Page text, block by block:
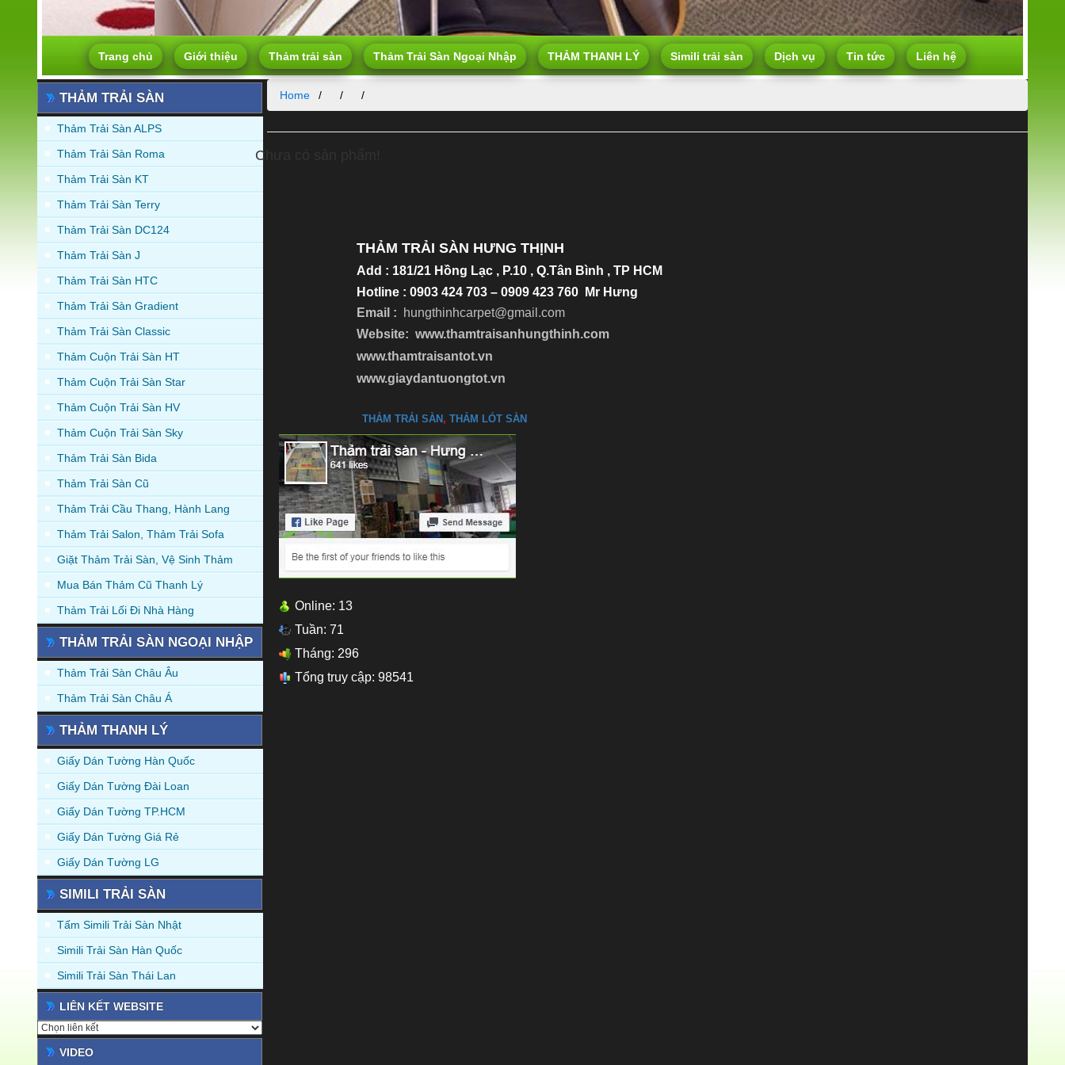
Trang chủ Giới thiệu Thảm trải sàn Thảm Trải Sàn Ngoại Nhập THẢM THANH LÝ Simili trải sàn Dịch vụ Tin tức Liên hệ
THẢM TRẢI SÀN
Thảm Trải Sàn ALPS
Thảm Trải Sàn Roma
Thảm Trải Sàn KT
Thảm Trải Sàn Terry
Thảm Trải Sàn DC124
Thảm Trải Sàn J
Thảm Trải Sàn HTC
Thảm Trải Sàn Gradient
Thảm Trải Sàn Classic
Thảm Cuộn Trải Sàn HT
Thảm Cuộn Trải Sàn Star
Thảm Cuộn Trải Sàn HV
Thảm Cuộn Trải Sàn Sky
Thảm Trải Sàn Bida
Thảm Trải Sàn Cũ
Thảm Trải Cầu Thang, Hành Lang
Thảm Trải Salon, Thảm Trải Sofa
Giặt Thảm Trải Sàn, Vệ Sinh Thảm
Mua Bán Thảm Cũ Thanh Lý
Thảm Trải Lối Đi Nhà Hàng
THẢM TRẢI SÀN NGOẠI NHẬP
Thảm Trải Sàn Châu Âu
Thảm Trải Sàn Châu Á
THẢM THANH LÝ
Giấy Dán Tường Hàn Quốc
Giấy Dán Tường Đài Loan
Giấy Dán Tường TP.HCM
Giấy Dán Tường Giá Rẻ
Giấy Dán Tường LG
SIMILI TRẢI SÀN
Tấm Simili Trải Sàn Nhật
Simili Trải Sàn Hàn Quốc
Simili Trải Sàn Thái Lan
LIÊN KẾT WEBSITE
VIDEO
Home
Chưa có sản phẩm!
THẢM TRẢI SÀN HƯNG THỊNH
Add : 181/21 Hồng Lạc , P.10 , Q.Tân Bình , TP HCM
Hotline : 0903 424 703 – 0909 423 760 Mr Hưng
Email :
hungthinhcarpet@gmail.com
Website: www.thamtraisanhungthinh.com
www.thamtraisantot.vn
www.giaydantuongtot.vn
THẢM TRẢI SÀN, THẢM LÓT SÀN
Online: 13
Tuần: 71
Tháng: 296
Tổng truy cập: 98541